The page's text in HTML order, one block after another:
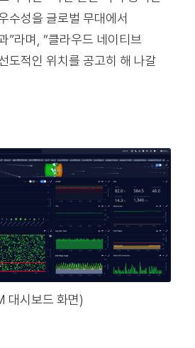
수성을 글로벌 무대에서
”라며, “클라우드 네이티브
도적인 위치를 공고히 해 나갈
대시보드 화면)